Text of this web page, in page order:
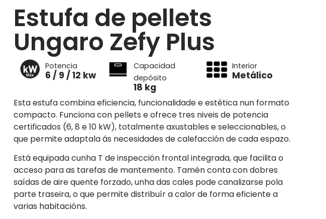
Estufa de pellets
Ungaro Zefy Plus
Potencia
6 / 9 / 12 kw
Capacidad
depósito
18 kg
Interior
Metálico
Esta estufa combina eficiencia, funcionalidade e estética nun formato
compacto. Funciona con pellets e ofrece tres niveis de potencia
certificados (6, 8 e 10 kW), totalmente axustables e seleccionables, o
que permite adaptala ás necesidades de calefacción de cada espazo.
Está equipada cunha T de inspección frontal integrada, que facilita o
acceso para as tarefas de mantemento. Tamén conta con dobres
saídas de aire quente forzado, unha das cales pode canalizarse pola
parte traseira, o que permite distribuír a calor de forma eficiente a
varias habitacións.